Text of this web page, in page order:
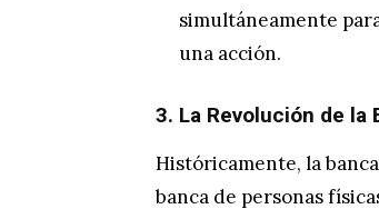
simultáneamente
una acción.
3. La Revolución de la
Históricamente, la
banca de personas